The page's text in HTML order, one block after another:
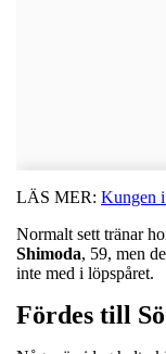
LÄS MER: Kungen
Normalt sett tränar
Shimoda, 59, men
inte med i löpspåret.
Fördes till